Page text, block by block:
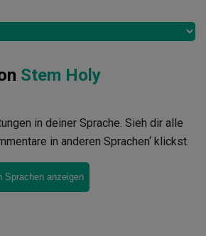
Stem Holy
in deiner Sprache. Sieh dir alle
in anderen Sprachen‘ klickst.
Sprachen anzeigen